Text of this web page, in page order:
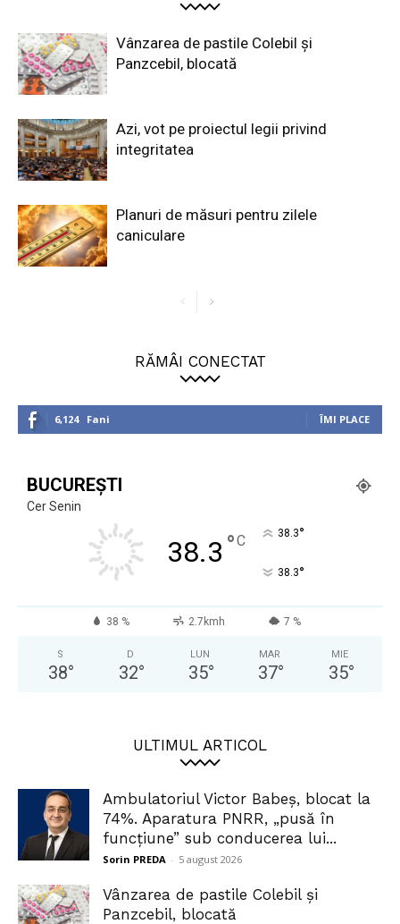
Vânzarea de pastile Colebil și
Panzcebil, blocată
Azi, vot pe proiectul legii privind
integritatea
Planuri de măsuri pentru zilele
caniculare
RĂMÂI CONECTAT
6,124 Fani ÎMI PLACE
BUCUREȘTI
Cer Senin
38.3 °C 38.3°
38.3°
38 % 2.7kmh 7 %
S
38°
D
32°
LUN
35°
MAR
37°
MIE
35°
ULTIMUL ARTICOL
Ambulatoriul Victor Babeș, blocat la
74%. Aparatura PNRR, „pusă în
funcțiune” sub conducerea lui...
Sorin PREDA - 5 august 2026
Vânzarea de pastile Colebil și
Panzcebil, blocată